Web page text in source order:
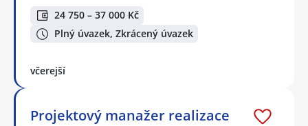
24 750 – 37 000 Kč
Plný úvazek, Zkrácený úvazek
včerejší
Projektový manažer realizace